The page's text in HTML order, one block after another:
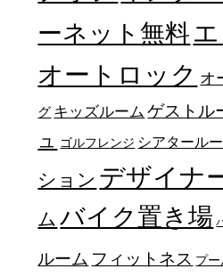
ーネット無料
オートロック オ
グ キッズルーム ゲストル
ュ
ゴルフレンジ シアタール
ション デザイナ
ム バイク置き場
ルーム フィットネス プ